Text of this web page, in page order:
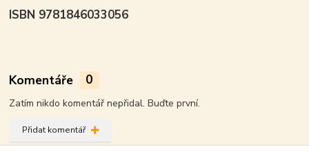
ISBN 9781846033056
Komentáře 0
Zatím nikdo komentář nepřidal. Buďte první.
Přidat komentář